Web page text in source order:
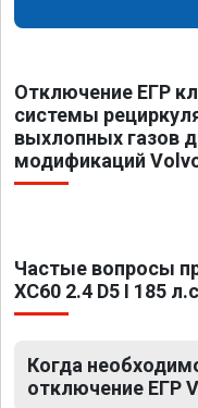
Отключение ЕГР
системы
выхлопных газов
модификаций
Частые вопросы
XC60 2.4 D5 I 185
Когда
отключение ЕГР